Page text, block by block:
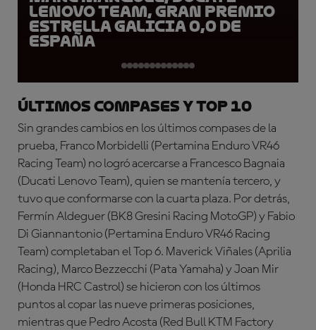
Lenovo Team, Gran Premio
Estrella Galicia 0,0 de
España
Últimos compases y Top 10
Sin grandes cambios en los últimos compases de la
prueba, Franco Morbidelli (Pertamina Enduro VR46
Racing Team) no logró acercarse a Francesco Bagnaia
(Ducati Lenovo Team), quien se mantenía tercero, y
tuvo que conformarse con la cuarta plaza. Por detrás,
Fermín Aldeguer (BK8 Gresini Racing MotoGP) y Fabio
Di Giannantonio (Pertamina Enduro VR46 Racing
Team) completaban el Top 6. Maverick Viñales (Aprilia
Racing), Marco Bezzecchi (Pata Yamaha) y Joan Mir
(Honda HRC Castrol) se hicieron con los últimos
puntos al copar las nueve primeras posiciones,
mientras que Pedro Acosta (Red Bull KTM Factory